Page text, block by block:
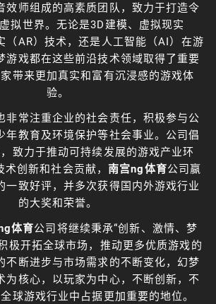
效师组成的高素质团队，致力于打造令
拟世界。无论是3D建模、虚拟现实
（AR）技术，还是人工智能（AI）在游
游戏都在这些前沿技术领域取得了重要
带来更加真实和富有沉浸感的游戏体
验。
非常注重企业的社会责任，积极参与公
年教育及环境保护等社会事业。公司倡
致力于推动可持续发展的游戏产业环
创新和社会贡献， 南宫ng体育公司赢
一致好评，并多次获得国内外游戏行业
的大奖和荣誉。
体育公司将继续秉承“创新、激情、梦
极开拓全球市场，推动更多优质游戏的
不断进步与市场需求的不断变化，幻梦
为核心，以玩家为中心，不断创新，不
球游戏行业中占据更加重要的地位。